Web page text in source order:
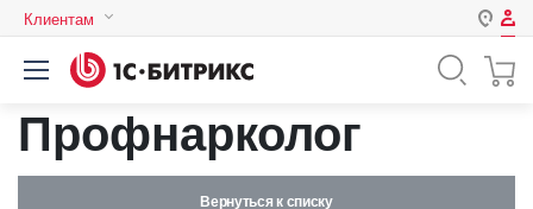
Клиентам
Авторизация
Логин
Профнарколог
Вернуться к списку